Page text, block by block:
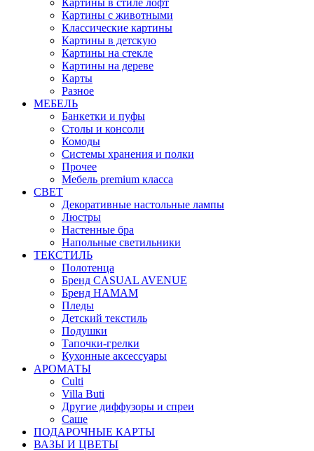
Картины в стиле лофт
Картины с животными
Классические картины
Картины в детскую
Картины на стекле
Картины на дереве
Карты
Разное
МЕБЕЛЬ
Банкетки и пуфы
Столы и консоли
Комоды
Системы хранения и полки
Прочее
Мебель premium класса
СВЕТ
Декоративные настольные лампы
Люстры
Настенные бра
Напольные светильники
ТЕКСТИЛЬ
Полотенца
Бренд CASUAL AVENUE
Бренд HAMAM
Пледы
Детский текстиль
Подушки
Тапочки-грелки
Кухонные аксессуары
АРОМАТЫ
Culti
Villa Buti
Другие диффузоры и спреи
Саше
ПОДАРОЧНЫЕ КАРТЫ
ВАЗЫ И ЦВЕТЫ